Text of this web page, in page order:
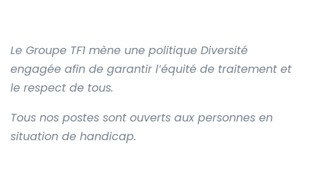
Le Groupe TF1 mène une politique Diversité
engagée afin de garantir l’équité de traitement et
le respect de tous.
Tous nos postes sont ouverts aux personnes en
situation de handicap.